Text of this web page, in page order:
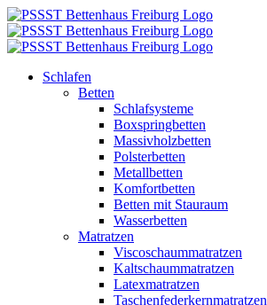
Zum
Inhalt
springen
Schlafen
Betten
Schlafsysteme
Boxspringbetten
Massivholzbetten
Polsterbetten
Metallbetten
Komfortbetten
Betten mit Stauraum
Wasserbetten
Matratzen
Viscoschaummatratzen
Kaltschaummatratzen
Latexmatratzen
Taschenfederkernmatratzen